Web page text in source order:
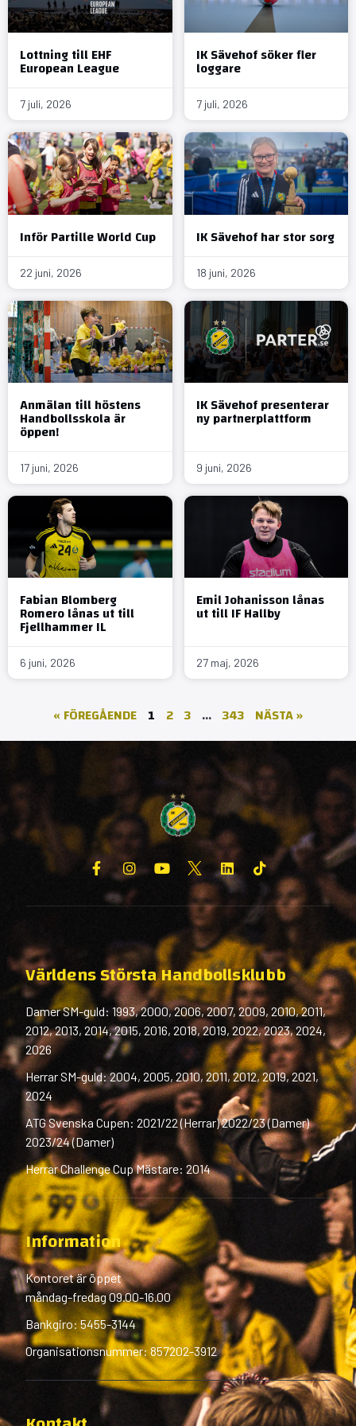
Lottning till EHF
European League
7 juli, 2026
IK Sävehof söker fler
loggare
7 juli, 2026
Inför Partille World Cup
22 juni, 2026
IK Sävehof har stor sorg
18 juni, 2026
Anmälan till höstens
Handbollsskola är
öppen!
17 juni, 2026
IK Sävehof presenterar
ny partnerplattform
9 juni, 2026
Fabian Blomberg
Romero lånas ut till
Fjellhammer IL
6 juni, 2026
Emil Johanisson lånas
ut till IF Hallby
27 maj, 2026
« FÖREGÅENDE 1 2 3 … 343 NÄSTA »
Världens Största Handbollsklubb
Damer SM-guld: 1993, 2000, 2006, 2007, 2009, 2010, 2011,
2012, 2013, 2014, 2015, 2016, 2018, 2019, 2022, 2023, 2024,
2026
Herrar SM-guld: 2004, 2005, 2010, 2011, 2012, 2019, 2021,
2024
ATG Svenska Cupen: 2021/22 (Herrar) 2022/23 (Damer)
2023/24 (Damer)
Herrar Challenge Cup Mästare: 2014
Information
Kontoret är öppet
måndag-fredag 09.00-16.00
Bankgiro: 5455-3144
Organisationsnummer: 857202-3912